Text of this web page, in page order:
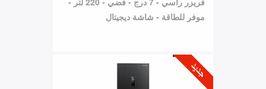
موفر للطاقة - شاشة ديجيتال